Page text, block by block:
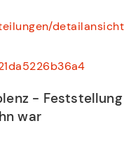
detailansicht/
- Feststellung
war